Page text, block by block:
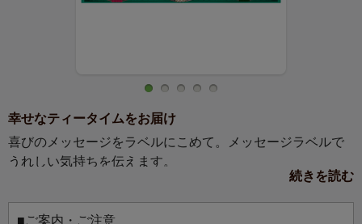
幸せなティータイムをお届け
喜びのメッセージをラベルにこめて。メッセージラベルで
うれしい気持ちを伝えます。
内祝いに、お名前やお誕生日を入れて、「初めまして」の
ごあいさつを！
続きを読む
■ご案内・ご注意